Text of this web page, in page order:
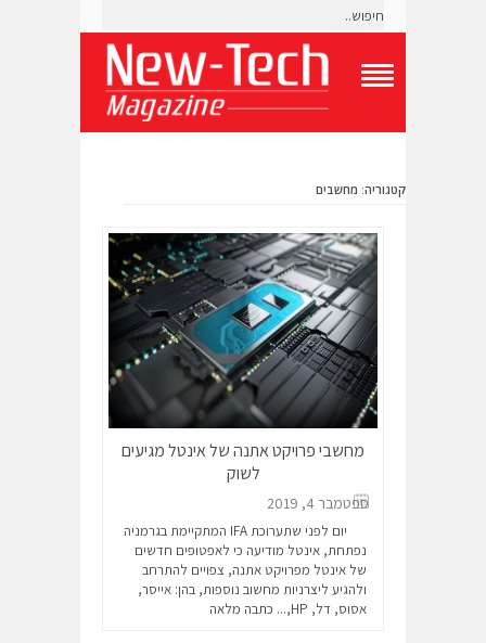
g
e
a
v
i
t
i
o
n
M
e
קטגוריה: מחשבים
מחשבי פרויקט אתנה של אינטל מגיעים
לשוק
ספטמבר 4, 2019
יום לפני שתערוכת IFA המתקיימת בגרמניה
נפתחת, אינטל מודיעה כי לאפטופים חדשים
של אינטל מפרויקט אתנה, צפויים להתרחב
ולהגיע ליצרניות מחשוב נוספות, בהן: אייסר,
אסוס, דל, HP,...
כתבה מלאה